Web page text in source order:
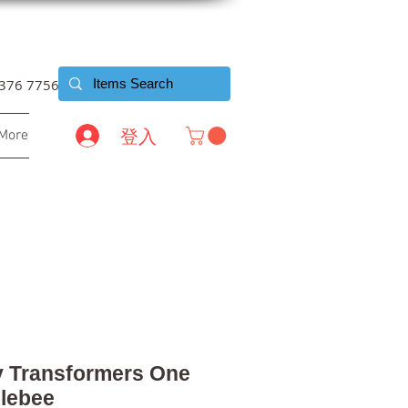
7756
登入
Transformers One